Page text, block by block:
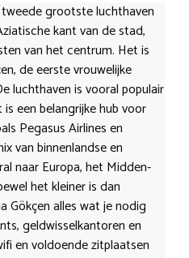
grootste luchthaven
kant van de stad,
van het centrum. Het is
de eerste vrouwelijke
luchthaven is vooral populair
een belangrijke hub voor
Pegasus Airlines en
van binnenlandse en
naar Europa, het Midden-
het kleiner is dan
Gökçen alles wat je nodig
geldwisselkantoren en
en voldoende zitplaatsen